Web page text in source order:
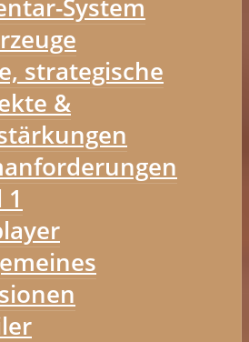
System
strategische
&